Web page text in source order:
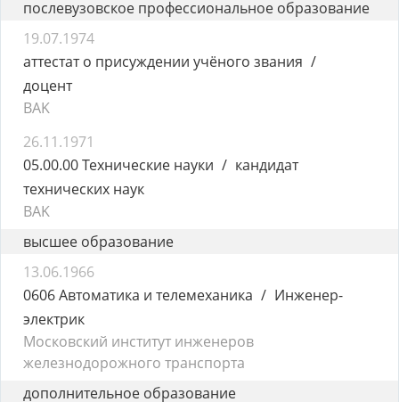
послевузовское профессиональное образование
19.07.1974
аттестат о присуждении учёного звания
доцент
BAK
26.11.1971
05.00.00 Технические науки
кандидат
технических наук
BAK
высшее образование
13.06.1966
0606 Автоматика и телемеханика
Инженер-
электрик
Московский институт инженеров
железнодорожного транспорта
дополнительное образование